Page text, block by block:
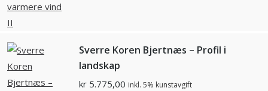
Sverre Koren Bjertnæs – Profil i
landskap
kr 5.775,00 inkl. 5% kunstavgift